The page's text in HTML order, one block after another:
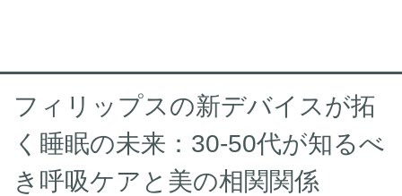
フィリップスの新デバイスが拓
く睡眠の未来：30-50代が知るべ
き呼吸ケアと美の相関関係